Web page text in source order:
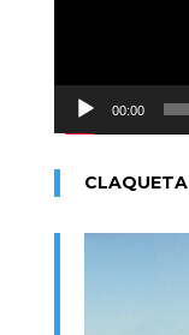
00:00
CLAQUETA